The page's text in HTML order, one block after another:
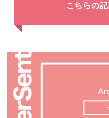
こちらの